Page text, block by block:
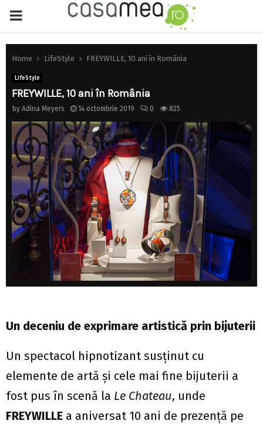
PRIMARY
MENU
Home LifeStyle FREYWILLE, 10 ani în România
LifeStyle
FREYWILLE, 10 ani în România
by Adina Meyers 14 octombrie 2019 0 825
Un deceniu de exprimare artistică prin bijuterii
Un spectacol hipnotizant susținut cu
elemente de artă și cele mai fine bijuterii a
fost pus în scenă la Le Chateau, unde
FREYWILLE a aniversat 10 ani de prezență pe